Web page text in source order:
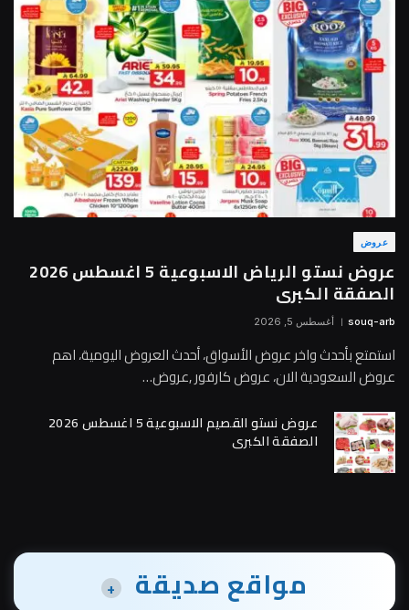
عروض
عروض نستو الرياض الاسبوعية 5 اغسطس 2026
الصفقة الكبرى
souq-arb أغسطس 5, 2026
استمتع بأحدث واخر عروض الأسواق، أحدث العروض اليومية، اهم
عروض السعودية الان، عروض كارفور ,عروض…
عروض نستو القصيم الاسبوعية 5 اغسطس 2026
الصفقة الكبرى
مواقع صديقة +